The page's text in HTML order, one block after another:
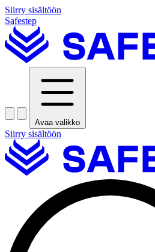
Siirry sisältöön
Safestep
Avaa valikko
Siirry sisältöön